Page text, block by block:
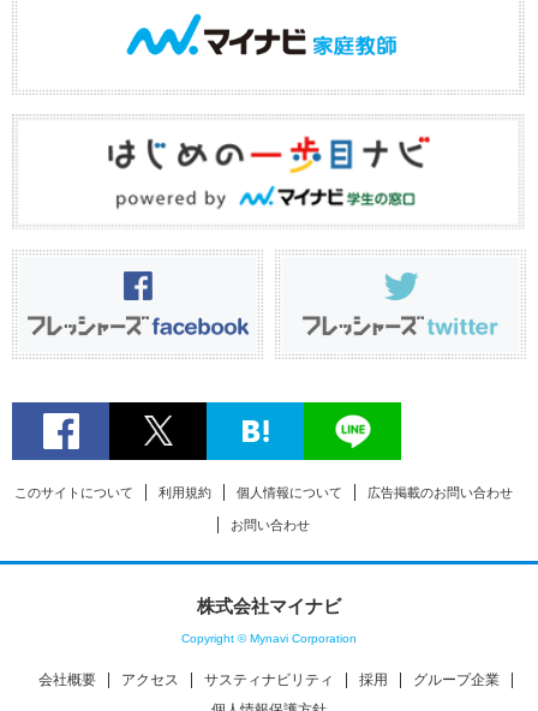
このサイトについて 利用規約 個人情報について 広告掲載のお問い合わせ
お問い合わせ
株式会社マイナビ
Copyright © Mynavi Corporation
会社概要 アクセス サスティナビリティ 採用
グループ企業